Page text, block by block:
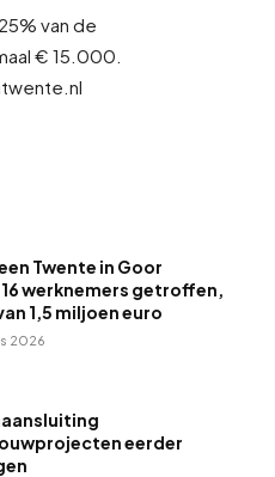
van de
€ 15.000.
Twente in Goor
werknemers getroffen,
1,5 miljoen euro
2026
eerder